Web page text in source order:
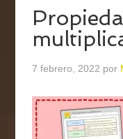
7 febrero, 2022 por